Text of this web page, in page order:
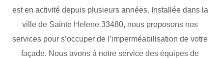
est en activité depuis plusieurs années. Installée dans la
ville de Sainte Helene 33480, nous proposons nos
services pour s’occuper de l’imperméabilisation de votre
façade. Nous avons à notre service des équipes de